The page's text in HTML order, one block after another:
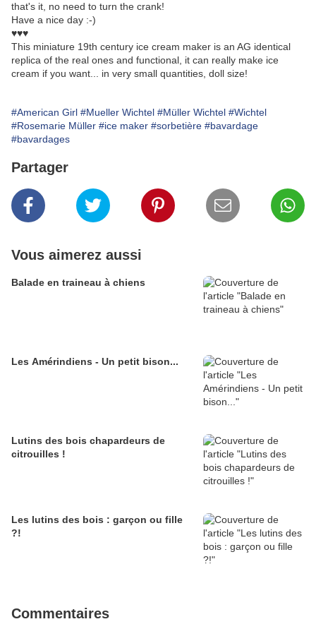
that's it, no need to turn the crank!
Have a nice day :-)
♥♥♥
This miniature 19th century ice cream maker is an AG identical
replica of the real ones and functional, it can really make ice
cream if you want... in very small quantities, doll size!
#American Girl #Mueller Wichtel #Müller Wichtel #Wichtel
#Rosemarie Müller #ice maker #sorbetière #bavardage
#bavardages
Partager
Vous aimerez aussi
Balade en traineau à chiens
Les Amérindiens - Un petit bison...
Lutins des bois chapardeurs de
citrouilles !
Les lutins des bois : garçon ou fille
?!
Commentaires